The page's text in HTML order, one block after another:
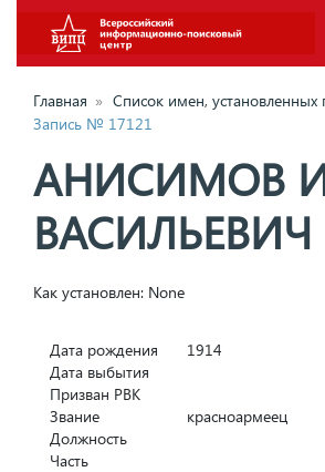
Главная » Список имен, установленных
Запись № 17121
АНИСИМОВ
ВАСИЛЬЕВИЧ
Как установлен: None
Дата рождения
1914
Дата выбытия
Призван РВК
Звание
красноармеец
Должность
Часть